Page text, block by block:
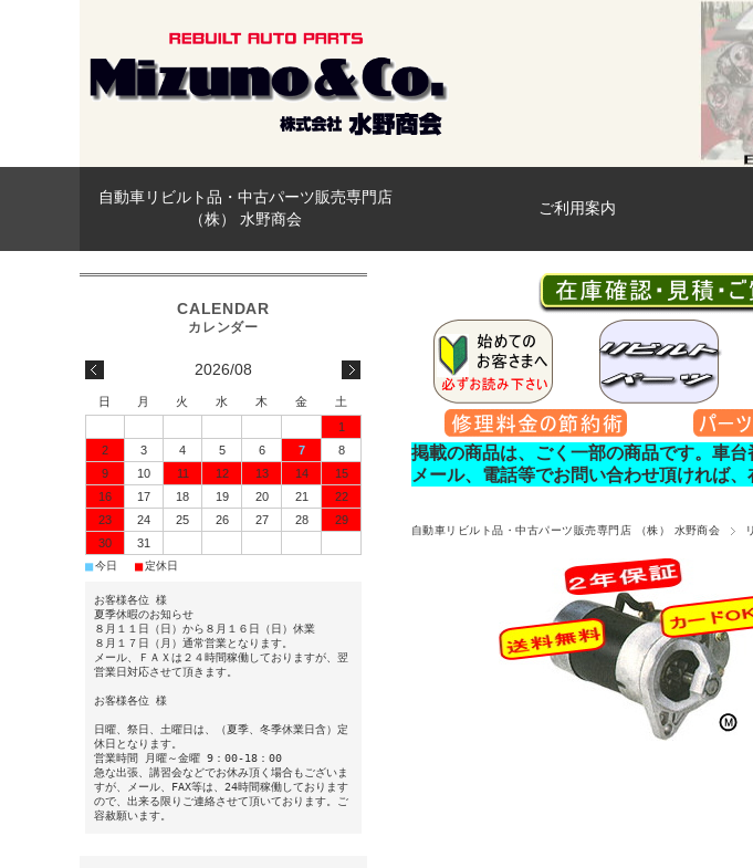
自動車リビルト品・中古パーツ販売専門店
（株） 水野商会
ご利用案内
掲載の商品は、ごく一部の商品です。車
メール、電話等でお問い合わせ頂ければ
自動車リビルト品・中古パーツ販売専門店 （株） 水野商会
2026/08
日 月 火 水 木 金
土
1
2
3 4 5 6 7
8
9
10 11 12 13 14
15
16
17 18 19 20 21
22
23
24 25 26 27 28
29
30
31
■今日 ■定休日
お客様各位 様
夏季休暇のお知らせ
８月１１日（日）から８月１６日（日）休業
８月１７日（月）通常営業となります。
メール、ＦＡＸは２４時間稼働しておりますが、翌
営業日対応させて頂きます。
お客様各位 様
日曜、祭日、土曜日は、（夏季、冬季休業日含）定
休日となります。
営業時間 月曜～金曜 9：00-18：00
急な出張、講習会などでお休み頂く場合もございま
すが、メール、FAX等は、24時間稼働しております
ので、出来る限りご連絡させて頂いております。ご
容赦願います。